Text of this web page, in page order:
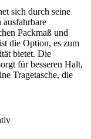
sich durch seine
Packmaß und
die Option, es zum
bietet. Die
für besseren Halt,
Tragetasche, die